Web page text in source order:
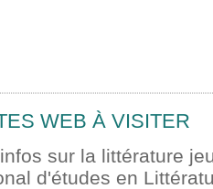
WEB À VISITER
sur la littérature
d'études en